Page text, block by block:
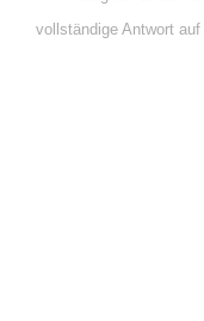
vollständige Antwort